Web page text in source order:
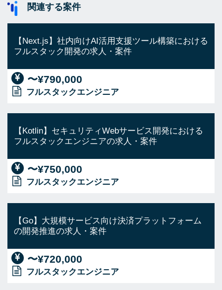
関連する案件
【Next.js】社内向けAI活用支援ツール構築における
フルスタック開発の求人・案件
〜¥790,000
フルスタックエンジニア
【Kotlin】セキュリティWebサービス開発における
フルスタックエンジニアの求人・案件
〜¥750,000
フルスタックエンジニア
【Go】大規模サービス向け決済プラットフォーム
の開発推進の求人・案件
〜¥720,000
フルスタックエンジニア